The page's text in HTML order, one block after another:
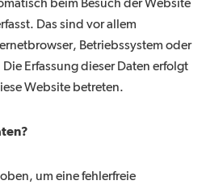
beim Besuch der Website
Das sind vor allem
Betriebssystem oder
Erfassung dieser Daten erfolgt
Website betreten.
um eine fehlerfreie